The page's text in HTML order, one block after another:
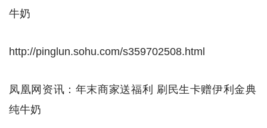
牛奶
http://pinglun.sohu.com/s359702508.html
凤凰网资讯：年末商家送福利 刷民生卡赠伊利金典
纯牛奶